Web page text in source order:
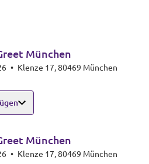
München
• Klenze 17, 80469 München
München
• Klenze 17, 80469 München